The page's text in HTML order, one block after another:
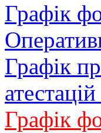
Графік
Графік
атестацій
Графік